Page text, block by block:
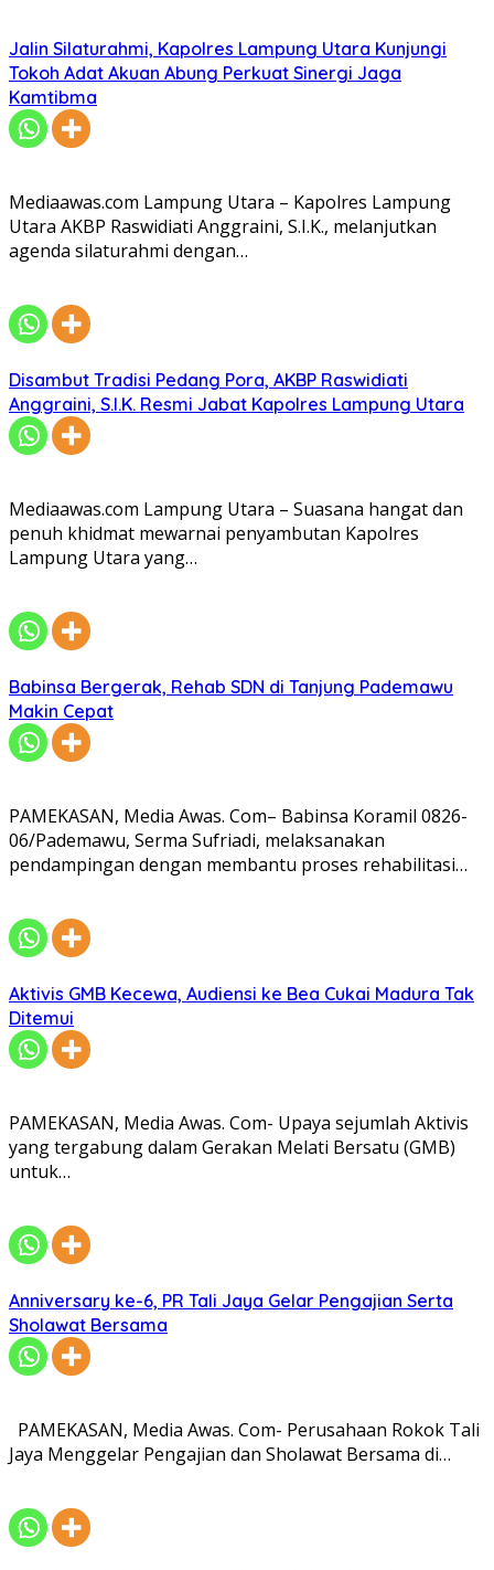
Jalin Silaturahmi, Kapolres Lampung Utara Kunjungi
Tokoh Adat Akuan Abung Perkuat Sinergi Jaga
Kamtibma
Mediaawas.com Lampung Utara – Kapolres Lampung
Utara AKBP Raswidiati Anggraini, S.I.K., melanjutkan
agenda silaturahmi dengan…
Disambut Tradisi Pedang Pora, AKBP Raswidiati
Anggraini, S.I.K. Resmi Jabat Kapolres Lampung Utara
Mediaawas.com Lampung Utara – Suasana hangat dan
penuh khidmat mewarnai penyambutan Kapolres
Lampung Utara yang…
Babinsa Bergerak, Rehab SDN di Tanjung Pademawu
Makin Cepat
PAMEKASAN, Media Awas. Com– Babinsa Koramil 0826-
06/Pademawu, Serma Sufriadi, melaksanakan
pendampingan dengan membantu proses rehabilitasi…
Aktivis GMB Kecewa, Audiensi ke Bea Cukai Madura Tak
Ditemui
PAMEKASAN, Media Awas. Com- Upaya sejumlah Aktivis
yang tergabung dalam Gerakan Melati Bersatu (GMB)
untuk…
Anniversary ke-6, PR Tali Jaya Gelar Pengajian Serta
Sholawat Bersama
PAMEKASAN, Media Awas. Com- Perusahaan Rokok Tali
Jaya Menggelar Pengajian dan Sholawat Bersama di…